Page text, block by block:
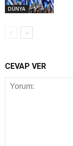
DÜNYA
CEVAP VER